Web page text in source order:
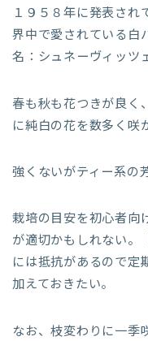
１９５８年に発表され
界中で愛されている白
名：シュネーヴィッツ
春も秋も花つきが良く
に純白の花を数多く咲
強くないがティー系の
栽培の目安を初心者向
が適切かもしれない。
には抵抗があるので定
加えておきたい。
なお、枝変わりに一季